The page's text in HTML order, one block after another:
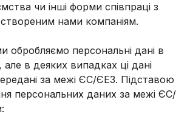
чи інші форми співпраці з
нами компаніям.
обробляємо персональні дані в
в деяких випадках ці дані
за межі ЄС/ЄЕЗ. Підставою
персональних даних за межі ЄС/